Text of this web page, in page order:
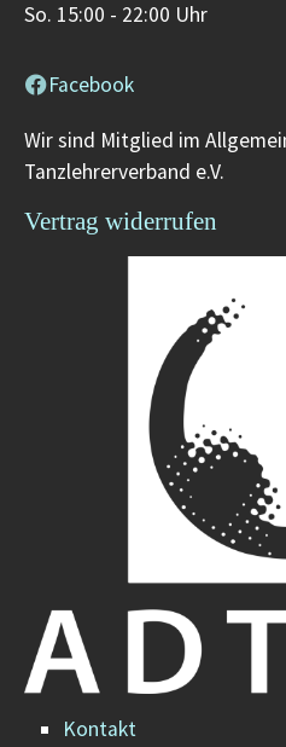
So. 15:00 - 22:00 Uhr
Facebook
Wir sind Mitglied im
Tanzlehrerverband e.V.
Vertrag widerrufen
Kontakt